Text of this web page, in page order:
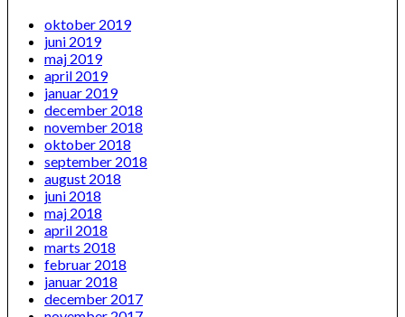
oktober 2019
juni 2019
maj 2019
april 2019
januar 2019
december 2018
november 2018
oktober 2018
september 2018
august 2018
juni 2018
maj 2018
april 2018
marts 2018
februar 2018
januar 2018
december 2017